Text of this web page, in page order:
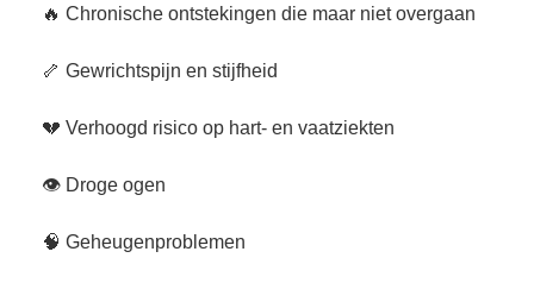
🔥 Chronische ontstekingen die maar niet overgaan
🦴 Gewrichtspijn en stijfheid
💔 Verhoogd risico op hart- en vaatziekten
👁️ Droge ogen
🧠 Geheugenproblemen